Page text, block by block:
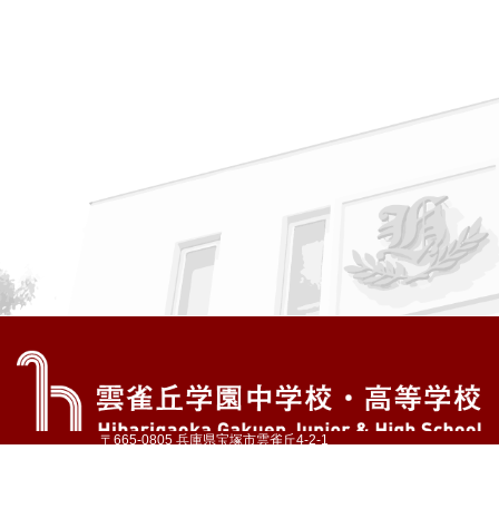
〒665-0805 兵庫県宝塚市雲雀丘4-2-1